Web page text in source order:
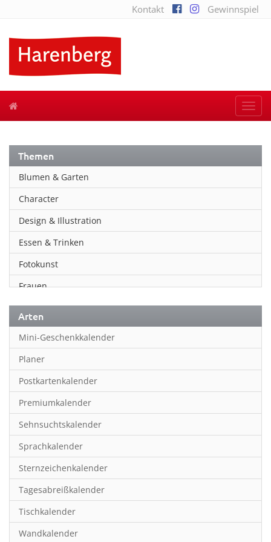
Kontakt Gewinnspiel
Themen
Blumen & Garten
Character
Design & Illustration
Essen & Trinken
Fotokunst
Frauen
Fußball
Geschichte
Humor & Cartoon
Inspiration & Entspannung
Inspiration & Spiritualität
Kinderkalender
Kunst
Länder & Städte
Landschaft & Natur
Lifestyle
Literatur
Arten
Mini-Geschenkkalender
Planer
Postkartenkalender
Premiumkalender
Sehnsuchtskalender
Sprachkalender
Sternzeichenkalender
Tagesabreißkalender
Tischkalender
Wandkalender